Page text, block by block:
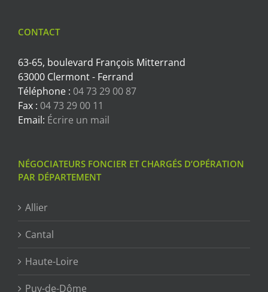
CONTACT
63-65, boulevard François Mitterrand
63000 Clermont - Ferrand
Téléphone : 04 73 29 00 87
Fax : 04 73 29 00 11
Email: Écrire un mail
NÉGOCIATEURS FONCIER ET CHARGÉS D’OPÉRATION
PAR DÉPARTEMENT
Allier
Cantal
Haute-Loire
Puy-de-Dôme